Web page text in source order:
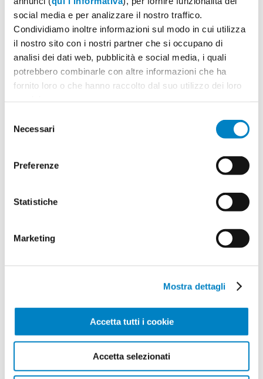
social media e per analizzare il nostro traffico.
Condividiamo inoltre informazioni sul modo in cui utilizza
il nostro sito con i nostri partner che si occupano di
analisi dei dati web, pubblicità e social media, i quali
potrebbero combinarle con altre informazioni che ha
fornito loro o che hanno raccolto dal suo utilizzo dei loro
delNecessari
Preferenze
Statistiche
Marketing
Mostra dettagli
Accetta tutti i cookie
Accetta selezionati